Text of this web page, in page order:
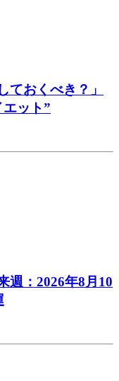
ておくべき？」
ット”
週：2026年8月10